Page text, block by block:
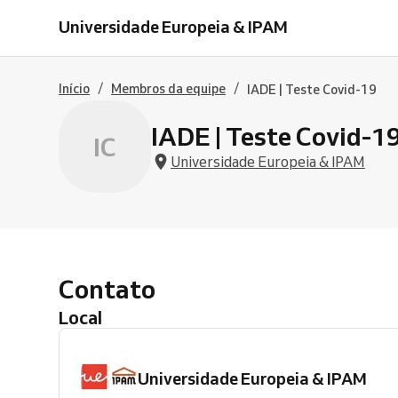
Universidade Europeia & IPAM
Início / Membros da equipe / IADE | Teste Covid-19
IC IADE | Teste Covid-
Universidade Europeia & IPAM
Contato
Local
Universidade Europeia & IPAM